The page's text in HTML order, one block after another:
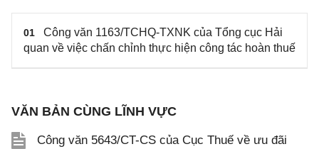
01
Công văn 1163/TCHQ-TXNK của Tổng cục Hải
quan về việc chấn chỉnh thực hiện công tác hoàn thuế
VĂN BẢN CÙNG LĨNH VỰC
Công văn 5643/CT-CS của Cục Thuế về ưu đãi